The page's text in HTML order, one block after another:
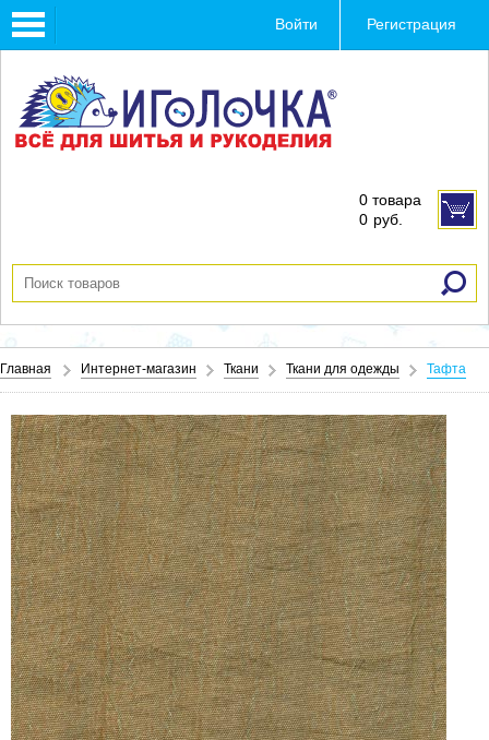
Toggle
navigation
Войти Регистрация
0 товара
0 руб.
Главная Интернет-магазин Ткани Ткани для одежды Тафта